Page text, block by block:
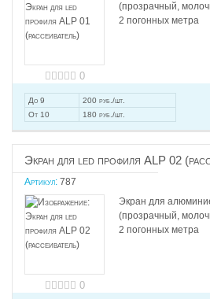
0
(прозрачный,
2 погонных метра
До 9
200 руб./шт.
От 10
180 руб./шт.
Экран для led профиля ALP 02
Артикул: 787
0
Экран для
(прозрачный,
2 погонных метра